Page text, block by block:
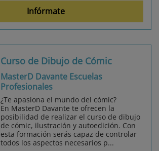
Infórmate
Curso de Dibujo de Cómic
MasterD Davante Escuelas
Profesionales
¿Te apasiona el mundo del cómic?
En MasterD Davante te ofrecen la
posibilidad de realizar el curso de dibujo
de cómic, ilustración y autoedición. Con
esta formación serás capaz de controlar
todos los aspectos necesarios p...